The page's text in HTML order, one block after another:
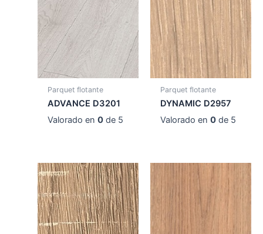
Parquet flotante
ADVANCE D3201
Valorado en0 de 5
Parquet flotante
DYNAMIC D2957
Valorado en0 de 5